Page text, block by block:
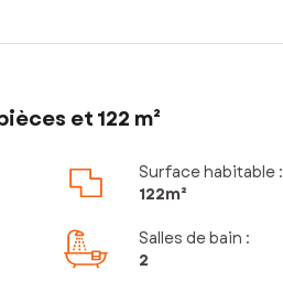
et 122 m²
Surface habitable :
122m²
Salles de bain :
2